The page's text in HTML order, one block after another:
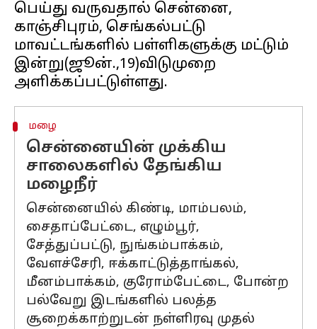
பெய்து வருவதால் சென்னை,
காஞ்சிபுரம், செங்கல்பட்டு
மாவட்டங்களில் பள்ளிகளுக்கு மட்டும்
இன்று(ஜூன்.,19)விடுமுறை
மழை
சென்னையின் முக்கிய
சாலைகளில் தேங்கிய
மழைநீர்
சென்னையில் கிண்டி, மாம்பலம்,
சைதாப்பேட்டை, எழும்பூர்,
சேத்துப்பட்டு, நுங்கம்பாக்கம்,
வேளச்சேரி, ஈக்காட்டுத்தாங்கல்,
மீனம்பாக்கம், குரோம்பேட்டை, போன்ற
பல்வேறு இடங்களில் பலத்த
சூறைக்காற்றுடன் நள்ளிரவு முதல்